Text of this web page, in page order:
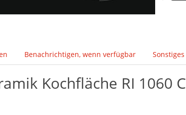
Benachrichtigen, wenn verfügbar Sonstiges
Kochfläche RI 1060 C